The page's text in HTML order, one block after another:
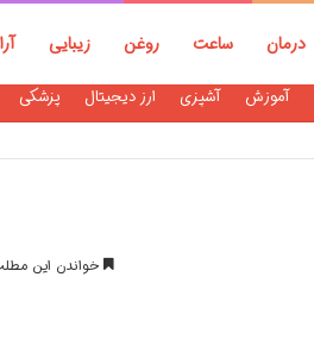
درمان ساعت روغن زیبایی
آموزش آشپزی ارز دیجیتال پزشکی
خواندن این مطلب 3 دقیقه زمان